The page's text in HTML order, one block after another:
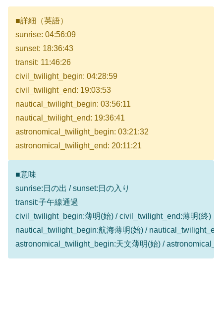
■詳細（英語）
sunrise: 04:56:09
sunset: 18:36:43
transit: 11:46:26
civil_twilight_begin: 04:28:59
civil_twilight_end: 19:03:53
nautical_twilight_begin: 03:56:11
nautical_twilight_end: 19:36:41
astronomical_twilight_begin: 03:21:32
astronomical_twilight_end: 20:11:21
■意味
sunrise:日の出 / sunset:日の入り
transit:子午線通過
civil_twilight_begin:薄明(始) / civil_twilight_end:薄明(終)
nautical_twilight_begin:航海薄明(始) /
astronomical_twilight_begin:天文薄明(始) /